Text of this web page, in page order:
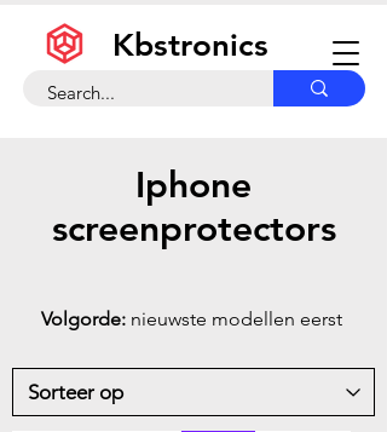
Kbstronics
Iphone
screenprotectors
Volgorde: nieuwste modellen eerst